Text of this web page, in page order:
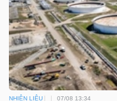
NHIÊN LIỆU 07/08 13:34
(-)
Tất cả Người nội bộ
Tin
tức